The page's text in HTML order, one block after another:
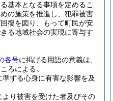
基本となる事項を定めるこ
の施策を推進し、犯罪被害
復を図り、もって町民が安
る地域社会の実現に寄与す
各号に掲げる用語の意義は、
ろによる。
ずる心身に有害な影響を及
り被害を受けた者及びその